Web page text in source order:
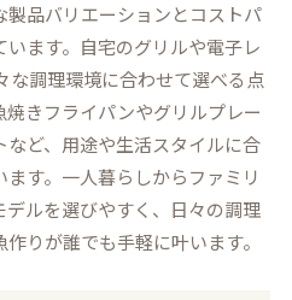
品バリエーションとコストパ
ます。自宅のグリルや電子レ
な調理環境に合わせて選べる点
きフライパンやグリルプレー
など、用途や生活スタイルに合
す。一人暮らしからファミリ
ルを選びやすく、日々の調理
りが誰でも手軽に叶います。